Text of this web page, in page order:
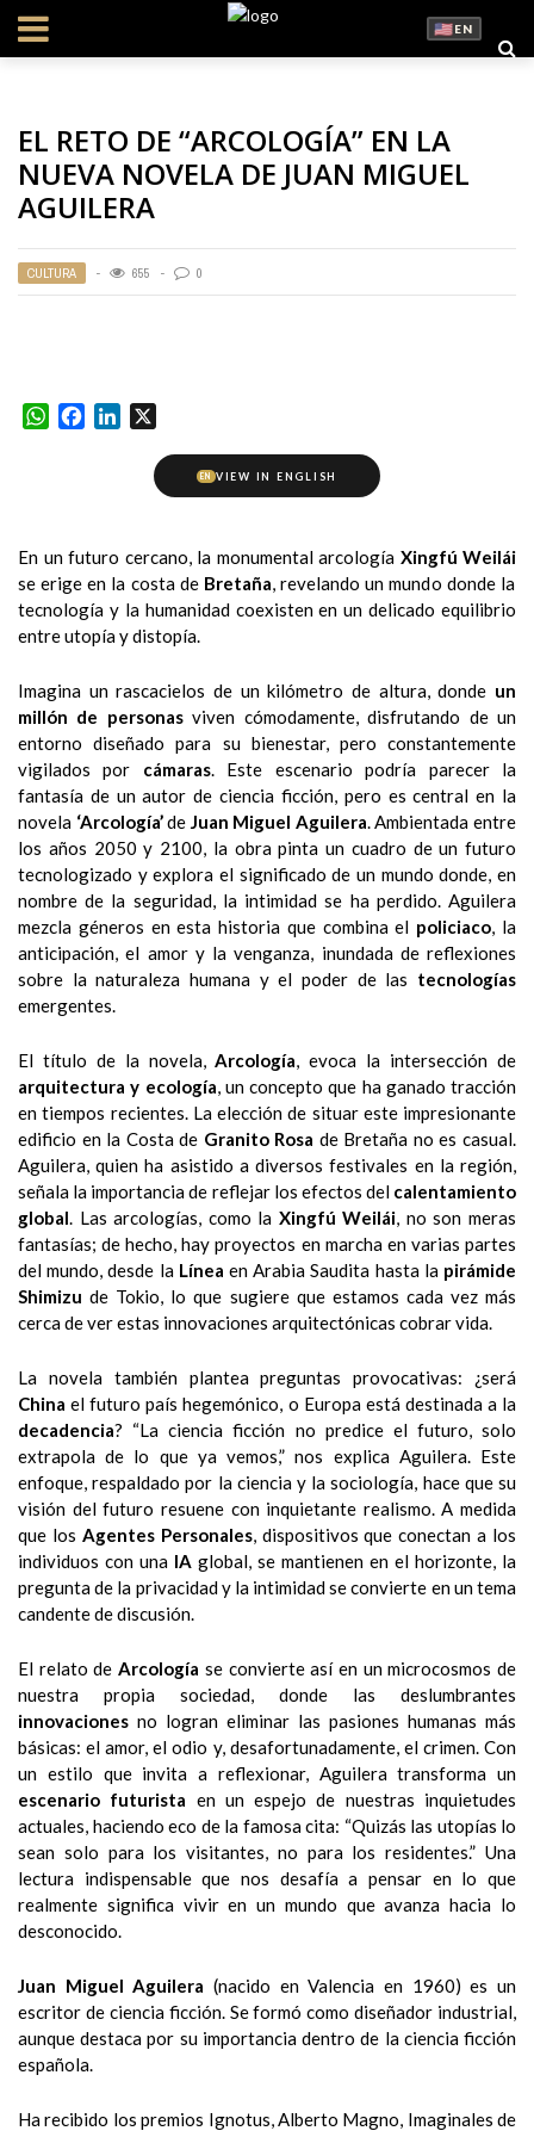
EL RETO DE “ARCOLOGÍA” EN LA
NUEVA NOVELA DE JUAN MIGUEL
AGUILERA
CULTURA 655 0
WhatsApp
FacebookLinkedIn
EN VIEW IN ENGLISH
En un futuro cercano, la monumental arcología Xingfú Weilái
se erige en la costa de Bretaña, revelando un mundo donde la
tecnología y la humanidad coexisten en un delicado equilibrio
entre utopía y distopía.
Imagina un rascacielos de un kilómetro de altura, donde un
millón de personasviven cómodamente, disfrutando de un
entorno diseñado para su bienestar, pero constantemente
vigilados por cámaras. Este escenario podría parecer la
fantasía de un autor de ciencia ficción, pero es central en la
novela ‘Arcología’de Juan Miguel Aguilera. Ambientada entre
los años 2050 y 2100, la obra pinta un cuadro de un futuro
tecnologizado y explora el significado de un mundo donde, en
nombre de la seguridad, la intimidad se ha perdido. Aguilera
mezcla géneros en esta historia que combina el policiaco, la
anticipación, el amor y la venganza, inundada de reflexiones
sobre la naturaleza humana y el poder de las tecnologías
emergentes.
El título de la novela,Arcología, evoca la intersección de
arquitectura y ecología, un concepto que ha ganado tracción
en tiempos recientes. La elección de situar este impresionante
edificio en la Costa de Granito Rosa de Bretaña no es casual.
Aguilera, quien ha asistido a diversos festivales en la región,
señala la importancia de reflejar los efectos del calentamiento
global. Las arcologías, como la Xingfú Weilái, no son meras
fantasías; de hecho, hay proyectos en marcha en varias partes
del mundo, desde la Línea en Arabia Saudita hasta la pirámide
Shimizu de Tokio, lo que sugiere que estamos cada vez más
cerca de ver estas innovaciones arquitectónicas cobrar vida.
La novela también plantea preguntas provocativas: ¿será
China el futuro país hegemónico, o Europa está destinada a la
decadencia? “La ciencia ficción no predice el futuro, solo
extrapola de lo que ya vemos,” nos explica Aguilera. Este
enfoque, respaldado por la ciencia y la sociología, hace que su
visión del futuro resuene con inquietante realismo. A medida
que los Agentes Personales, dispositivos que conectan a los
individuos con una IA global, se mantienen en el horizonte, la
pregunta de la privacidad y la intimidad se convierte en un tema
candente de discusión.
El relato deArcología se convierte así en un microcosmos de
nuestra propia sociedad, donde las deslumbrantes
innovaciones no logran eliminar las pasiones humanas más
básicas: el amor, el odio y, desafortunadamente, el crimen. Con
un estilo que invita a reflexionar, Aguilera transforma un
escenario futurista en un espejo de nuestras inquietudes
actuales, haciendo eco de la famosa cita: “Quizás las utopías lo
sean solo para los visitantes, no para los residentes.” Una
lectura indispensable que nos desafía a pensar en lo que
realmente significa vivir en un mundo que avanza hacia lo
desconocido.
Juan Miguel Aguilera (nacido enValencia en 1960) es un
escritor de ciencia ficción. Se formó como diseñador industrial,
aunque destaca por su importancia dentro de la ciencia ficción
española.
Ha recibido los premios Ignotus, Alberto Magno, Imaginales de
EN